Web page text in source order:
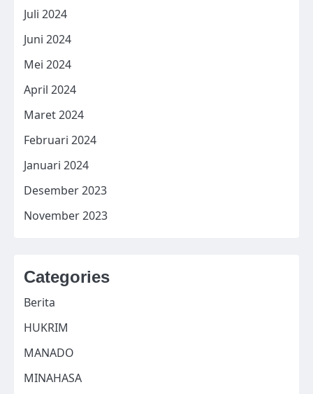
Juli 2024
Juni 2024
Mei 2024
April 2024
Maret 2024
Februari 2024
Januari 2024
Desember 2023
November 2023
Categories
Berita
HUKRIM
MANADO
MINAHASA